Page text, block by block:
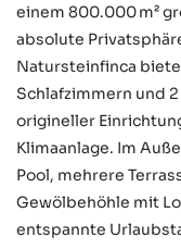
einem 800.000 m²
absolute
Natursteinfinca
Schlafzimmern und
origineller
Klimaanlage. Im
Pool, mehrere
Gewölbehöhle mit
entspannte